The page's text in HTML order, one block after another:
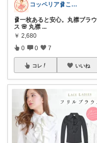
コッペリア🩰こどもと暮らす音楽家
🩰一枚あると安心。丸襟ブラウ
ス 🌸 丸襟 ...
￥ 2,680
0 0 7
コレ いいね